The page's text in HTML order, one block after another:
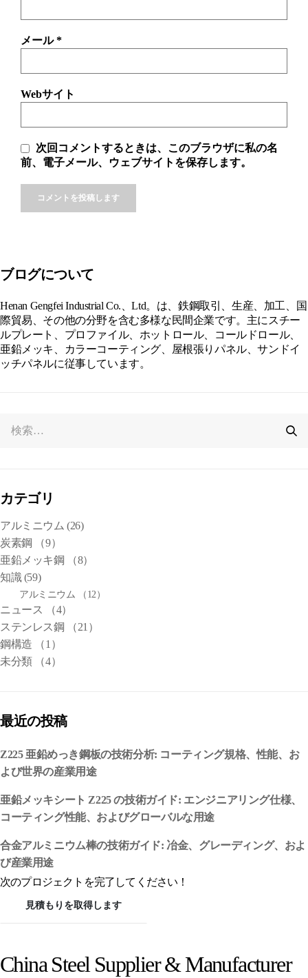
メール*
Webサイト
次回コメントするときは、このブラウザに私の名
前、電子メール、ウェブサイトを保存します。
ブログについて
Henan Gengfei Industrial Co.、Ltd。は、鉄鋼取引、生産、加工、国
際貿易、その他の分野を含む多様な民間企業です。主にスチー
ルプレート、プロファイル、ホットロール、コールドロール、
亜鉛メッキ、カラーコーティング、屋根張りパネル、サンドイ
ッチパネルに従事しています。
カテゴリ
アルミニウム (26)
炭素鋼
（9）
亜鉛メッキ鋼 （8）
知識(59)
アルミニウム （12）
ニュース
（4）
ステンレス鋼 （21）
鋼構造 （1）
未分類（4）
最近の投稿
Z225 亜鉛めっき鋼板の技術分析: コーティング規格、性能、お
よび世界の産業用途
亜鉛メッキシート Z225 の技術ガイド: エンジニアリング仕様、
コーティング性能、およびグローバルな用途
合金アルミニウム棒の技術ガイド: 冶金、グレーディング、およ
び産業用途
次のプロジェクトを完了してください！
見積もりを取得します
China Steel Supplier & Manufacturer